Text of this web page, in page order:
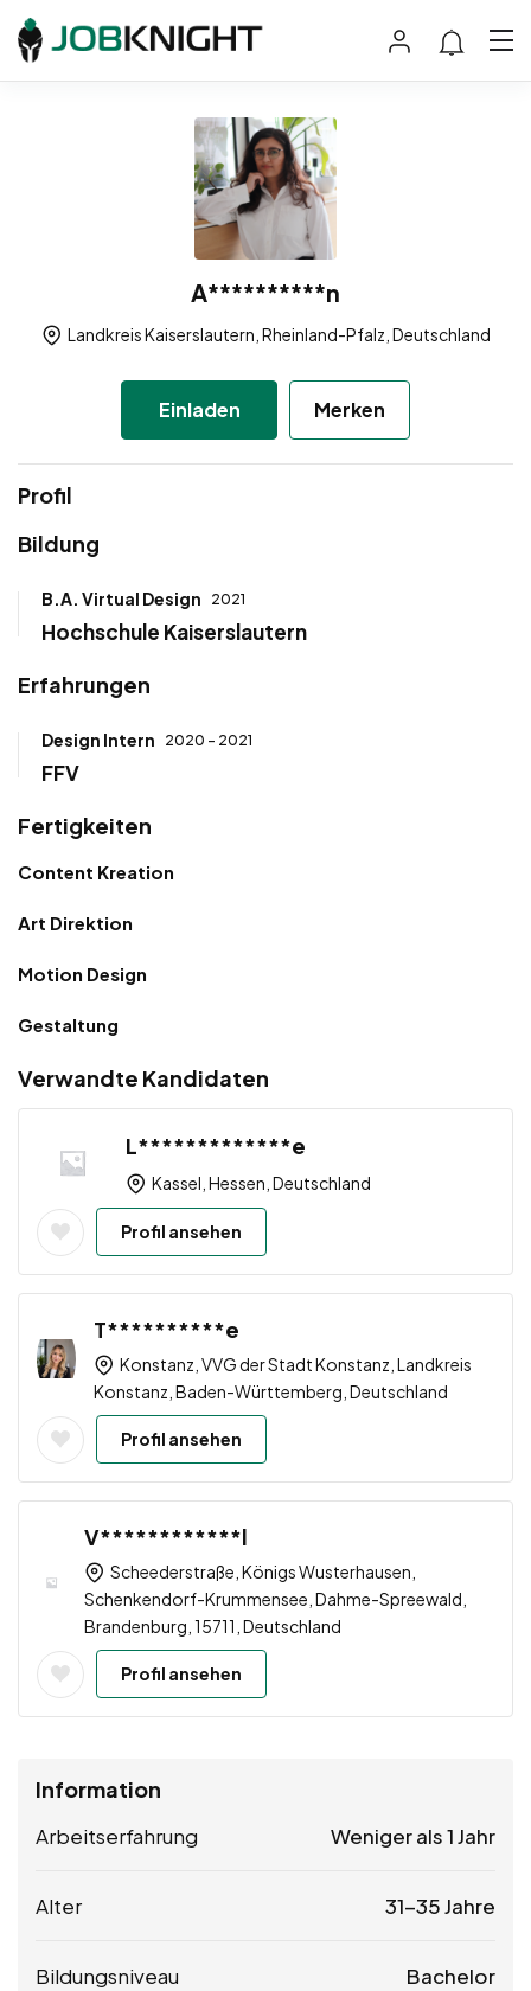
A**********n
Landkreis Kaiserslautern, Rheinland-Pfalz, Deutschland
Einladen Merken
Profil
Bildung
B.A. Virtual Design 2021
Hochschule Kaiserslautern
Erfahrungen
Design Intern 2020 - 2021
FFV
Fertigkeiten
Content Kreation
Art Direktion
Motion Design
Gestaltung
Verwandte Kandidaten
L*************e
Kassel, Hessen, Deutschland
Profil ansehen
T**********e
Konstanz, VVG der Stadt Konstanz, Landkreis
Konstanz, Baden-Württemberg, Deutschland
Profil ansehen
V************l
Scheederstraße, Königs Wusterhausen,
Schenkendorf-Krummensee, Dahme-Spreewald,
Brandenburg, 15711, Deutschland
Profil ansehen
Information
Arbeitserfahrung Weniger als 1 Jahr
Alter 31-35 Jahre
Bildungsniveau Bachelor